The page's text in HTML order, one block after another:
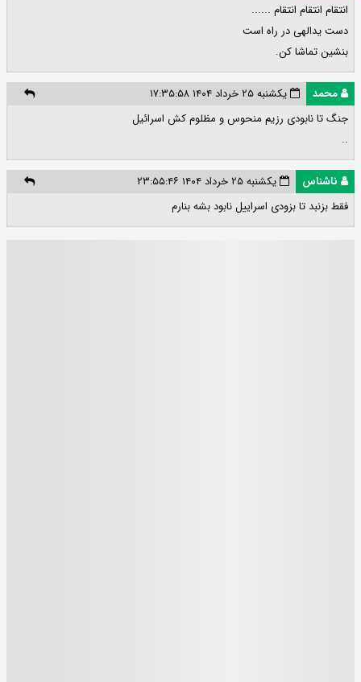
انتقام انتقام انتقام ......
دست یدالهی در راه است
بنشین تماشا کن.
محمد
یکشنبه ۲۵ خرداد ۱۴۰۴ ۱۷:۳۵:۵۸
جنگ تا نابودی رزیم منحوس و مظلوم کش اسرائیل
..
ناشناس
یکشنبه ۲۵ خرداد ۱۴۰۴ ۲۳:۵۵:۴۶
فقط بزنبد تا بزودی اسراییل نابود بشه بنارم